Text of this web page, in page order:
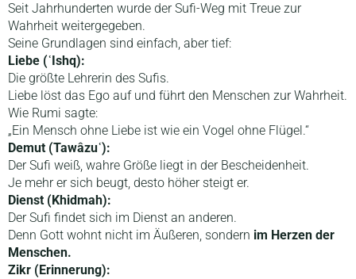
Seit Jahrhunderten wurde der Sufi-Weg mit Treue zur
Wahrheit weitergegeben.
Seine Grundlagen sind einfach, aber tief:
Liebe (ʿIshq):
Die größte Lehrerin des Sufis.
Liebe löst das Ego auf und führt den Menschen zur Wahrheit.
Wie Rumi sagte:
„Ein Mensch ohne Liebe ist wie ein Vogel ohne Flügel.“
Demut (Tawâzuʿ):
Der Sufi weiß, wahre Größe liegt in der Bescheidenheit.
Je mehr er sich beugt, desto höher steigt er.
Dienst (Khidmah):
Der Sufi findet sich im Dienst an anderen.
Denn Gott wohnt nicht im Äußeren, sondern im Herzen der
Menschen.
Zikr (Erinnerung):